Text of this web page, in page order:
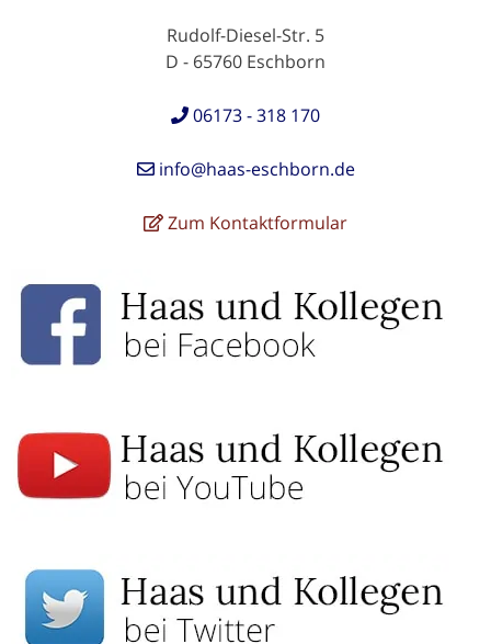
Rudolf-Diesel-Str. 5
D - 65760 Eschborn
06173 - 318 170
info@haas-eschborn.de
Zum Kontaktformular